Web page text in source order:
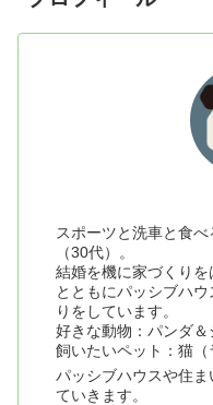
スポーツと洗車と食
（30代）。
結婚を機に家づくり
とともにパッシブハ
りをしています。
好きな動物：パンダ
飼いたいペット：猫（
パッシブハウスや住
ていきます。